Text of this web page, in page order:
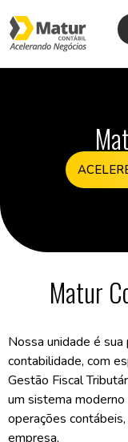
Matur
Nossa unidade é
contabilidade, com
Gestão Fiscal
um sistema
operações
empresa,